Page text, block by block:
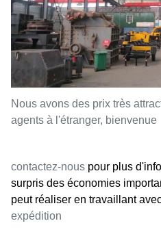
Nous avons des prix très
agents à l'étranger, bienvenue
contactez-nous pour plus
surpris des économies
peut réaliser en travaillant
expédition